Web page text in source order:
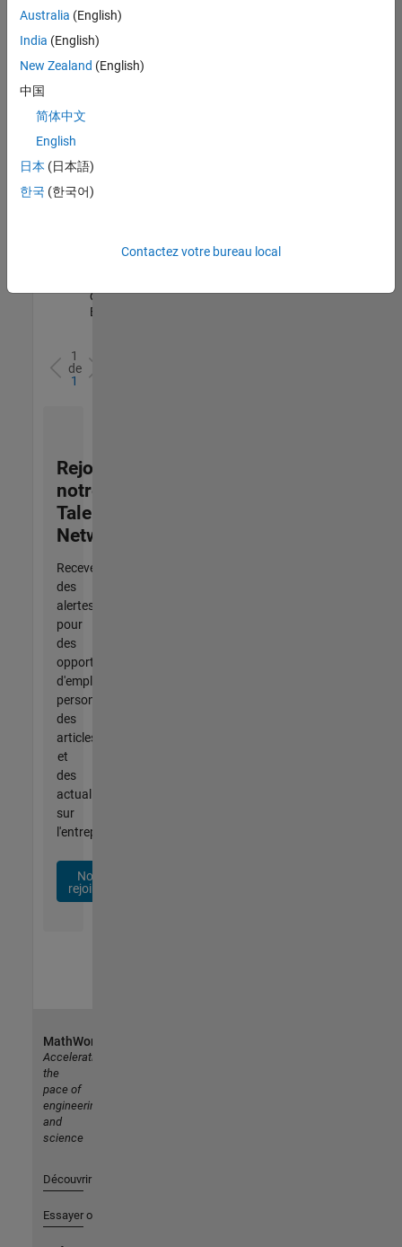
pour
l’ensemble
des
opportunités
votre
région.
Senior Software Quality Engineer
Senior
Engineer
qualité |
Expérimenté(e)
1
de
1
Rejoignez
notre
Talent
Network
Recevez
des
alertes
pour
des
opportunités
d'emploi
personnalisées,
des
articles
et
des
actualités
sur
l'entreprise.
Nous
rejoindre
Australia (English)
India (English)
New Zealand (English)
中国
简体中文
English
日本 (日本語)
한국 (한국어)
Contactez votre bureau local
MathWorks
Accelerating
the
pace of
engineering
and
science
Découvrir les produits
Essayer ou acheter